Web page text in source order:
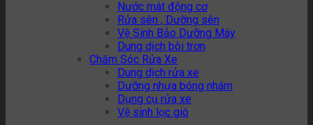
Nước mát động cơ
Rửa sên , Dưỡng sên
Vệ Sinh Bảo Dưỡng Máy
Dung dịch bôi trơn
Chăm Sóc Rửa Xe
Dung dịch rửa xe
Dưỡng nhựa bóng nhám
Dụng cụ rửa xe
Vệ sinh lọc gió